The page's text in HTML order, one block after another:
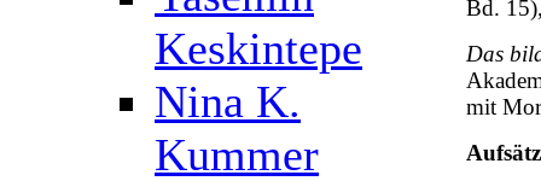
Keskintepe
Nina K.
Kummer
Bd.
Das
mit